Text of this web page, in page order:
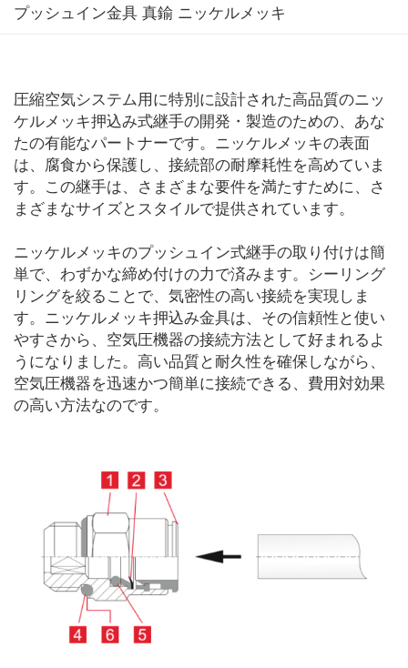
プッシュイン金具 真鍮 ニッケルメッキ
圧縮空気システム用に特別に設計された高品質のニッ
ケルメッキ押込み式継手の開発・製造のための、あな
たの有能なパートナーです。ニッケルメッキの表面
は、腐食から保護し、接続部の耐摩耗性を高めていま
す。この継手は、さまざまな要件を満たすために、さ
まざまなサイズとスタイルで提供されています。
ニッケルメッキのプッシュイン式継手の取り付けは簡
単で、わずかな締め付けの力で済みます。シーリング
リングを絞ることで、気密性の高い接続を実現しま
す。ニッケルメッキ押込み金具は、その信頼性と使い
やすさから、空気圧機器の接続方法として好まれるよ
うになりました。高い品質と耐久性を確保しながら、
空気圧機器を迅速かつ簡単に接続できる、費用対効果
の高い方法なのです。